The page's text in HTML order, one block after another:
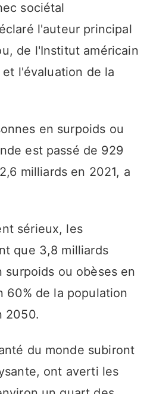
sociétal
l'auteur principal
de l'Institut américain
l'évaluation de la
en surpoids ou
est passé de 929
milliards en 2021, a
sérieux, les
que 3,8 milliards
surpoids ou obèses en
60% de la population
2050.
du monde subiront
ont averti les